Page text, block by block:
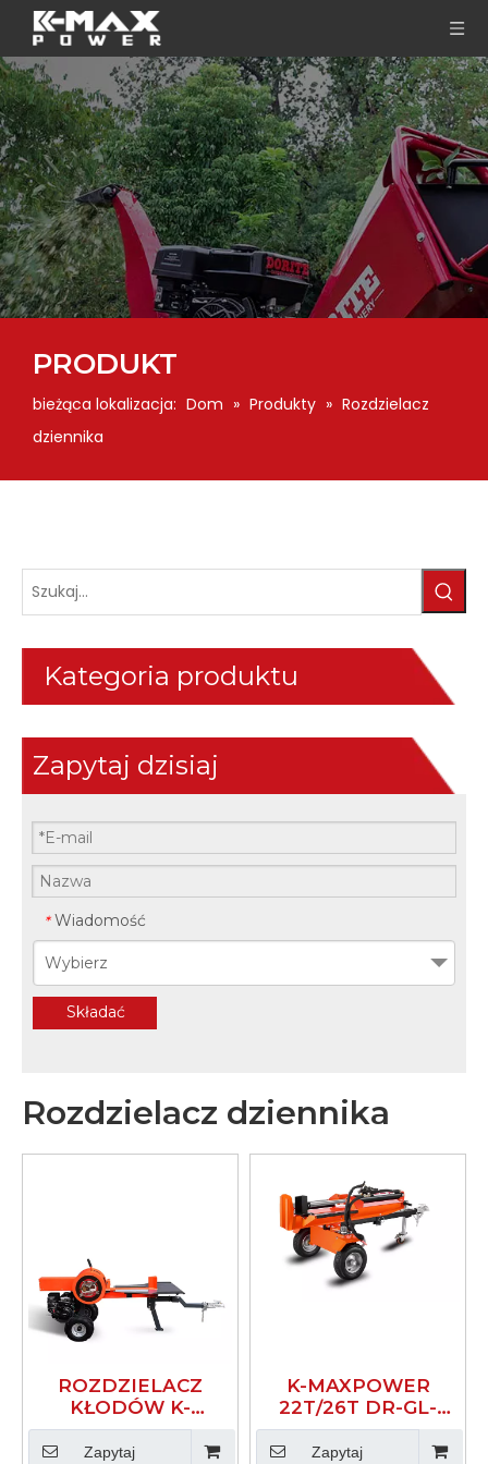
PRODUKT
bieżąca lokalizacja: Dom » Produkty » Rozdzielacz
dziennika
Kategoria produktu
Zapytaj dzisiaj
* Wiadomość
Wybierz
Składać
Rozdzielacz dziennika
ROZDZIELACZ
KŁODÓW K-
MAXPOWER 34T
DR-LG-34T 3S
Zapytaj
K-MAXPOWER
22T/26T DR-GL-
22T/26T
HYDRAULICZNY
Zapytaj